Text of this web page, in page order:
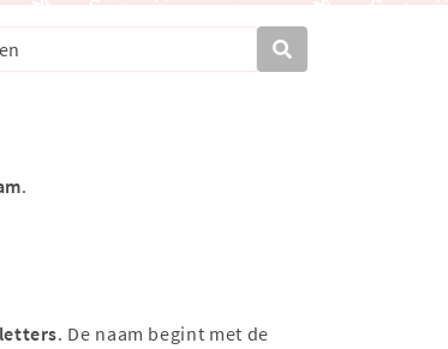
.
. De naam begint met de